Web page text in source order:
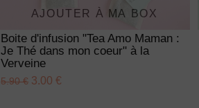
AJOUTER À MA BOX
Boite d'infusion "Tea Amo Maman :
Je Thé dans mon coeur" à la
Verveine
5.90 € 3.00 €